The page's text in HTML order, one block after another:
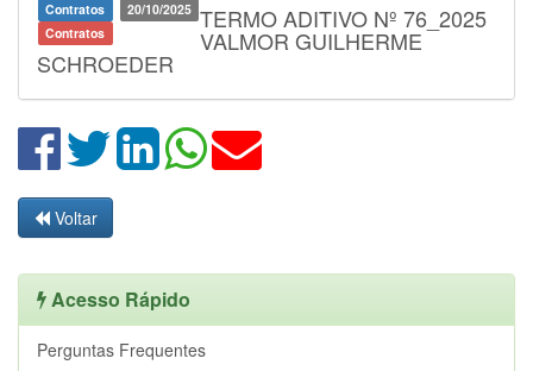
Contratos
20/10/2025
Contratos
TERMO ADITIVO Nº 76_2025
VALMOR GUILHERME
SCHROEDER
Voltar
Acesso Rápido
Perguntas Frequentes